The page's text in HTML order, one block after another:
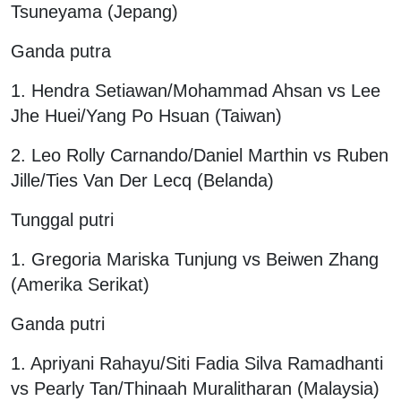
Tsuneyama (Jepang)
Ganda putra
1. Hendra Setiawan/Mohammad Ahsan vs Lee
Jhe Huei/Yang Po Hsuan (Taiwan)
2. Leo Rolly Carnando/Daniel Marthin vs Ruben
Jille/Ties Van Der Lecq (Belanda)
Tunggal putri
1. Gregoria Mariska Tunjung vs Beiwen Zhang
(Amerika Serikat)
Ganda putri
1. Apriyani Rahayu/Siti Fadia Silva Ramadhanti
vs Pearly Tan/Thinaah Muralitharan (Malaysia)